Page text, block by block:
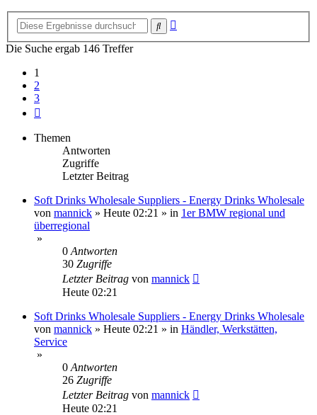
Suche
Die Suche ergab 146 Treffer
1
2
3
Themen
Antworten
Zugriffe
Letzter Beitrag
Soft Drinks Wholesale Suppliers - Energy Drinks Wholesale
von mannick » Heute 02:21 » in 1er BMW regional und
überregional
»
0 Antworten
30 Zugriffe
Letzter Beitrag von mannick
Heute 02:21
Soft Drinks Wholesale Suppliers - Energy Drinks Wholesale
von mannick » Heute 02:21 » in Händler, Werkstätten,
Service
»
0 Antworten
26 Zugriffe
Letzter Beitrag von mannick
Heute 02:21